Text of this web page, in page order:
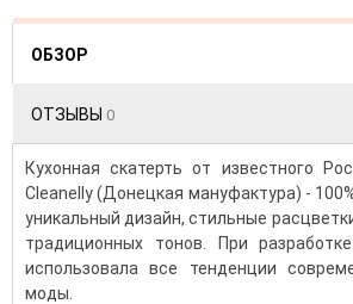
ОБЗОР
ОТЗЫВЫ 0
Кухонная скатерть от известного
Cleanelly (Донецкая мануфактура) -
уникальный дизайн, стильные
традиционных тонов. При
использовала все тенденции
моды.